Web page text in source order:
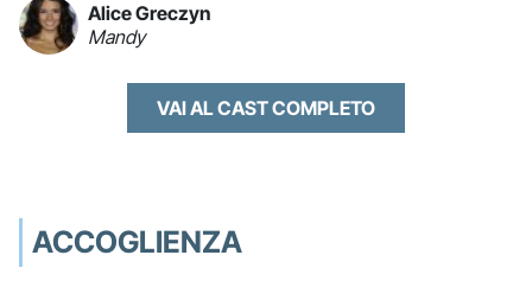
Alice Greczyn
Mandy
VAI AL CAST COMPLETO
ACCOGLIENZA